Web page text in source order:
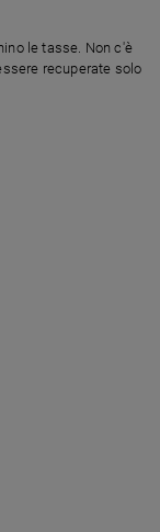
le tasse. Non c'è
recuperate solo